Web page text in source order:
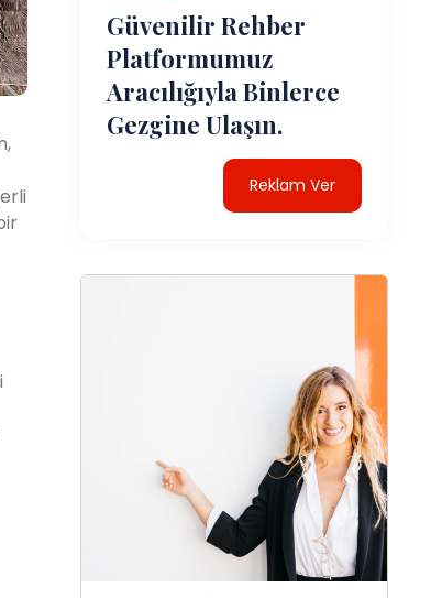
Güvenilir Rehber
Platformumuz
Aracılığıyla Binlerce
Gezgine Ulaşın.
Reklam Ver